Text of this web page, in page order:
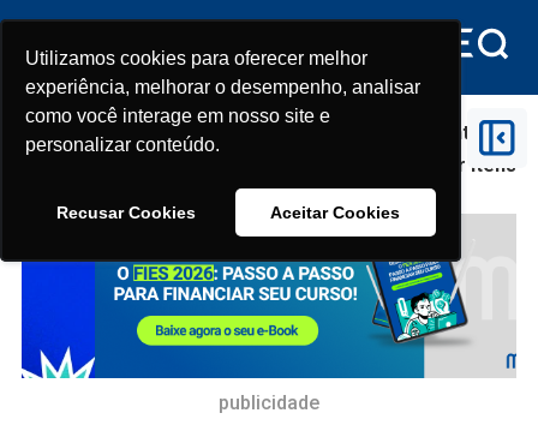
Utilizamos cookies para oferecer melhor
experiência, melhorar o desempenho, analisar
como você interage em nosso site e
personalizar conteúdo.
Recusar Cookies Aceitar Cookies
Utilizamos cookies para oferecer melhor
experiência, melhorar o desempenho, analisar
como você interage em nosso site e
personalizar conteúdo.
Recusar Cookies Aceitar Cookies
Enem 2025 > Candidatos alegam vazamento de
questões do Enem 2025 após professor mostrar itens
publicidade